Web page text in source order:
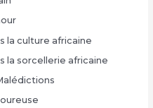
la culture africaine
la sorcellerie africaine